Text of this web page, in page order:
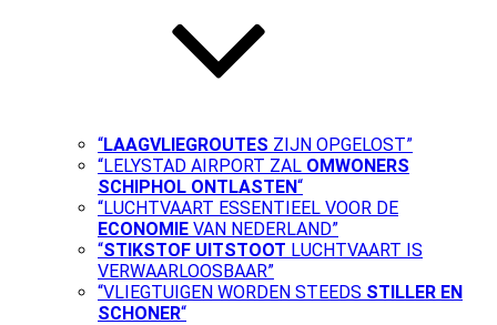
“LAAGVLIEGROUTES ZIJN OPGELOST”
“LELYSTAD AIRPORT ZAL OMWONERS
SCHIPHOL ONTLASTEN“
“LUCHTVAART ESSENTIEEL VOOR DE
ECONOMIE VAN NEDERLAND”
“STIKSTOF UITSTOOT LUCHTVAART IS
VERWAARLOOSBAAR”
“VLIEGTUIGEN WORDEN STEEDS STILLER EN
SCHONER“